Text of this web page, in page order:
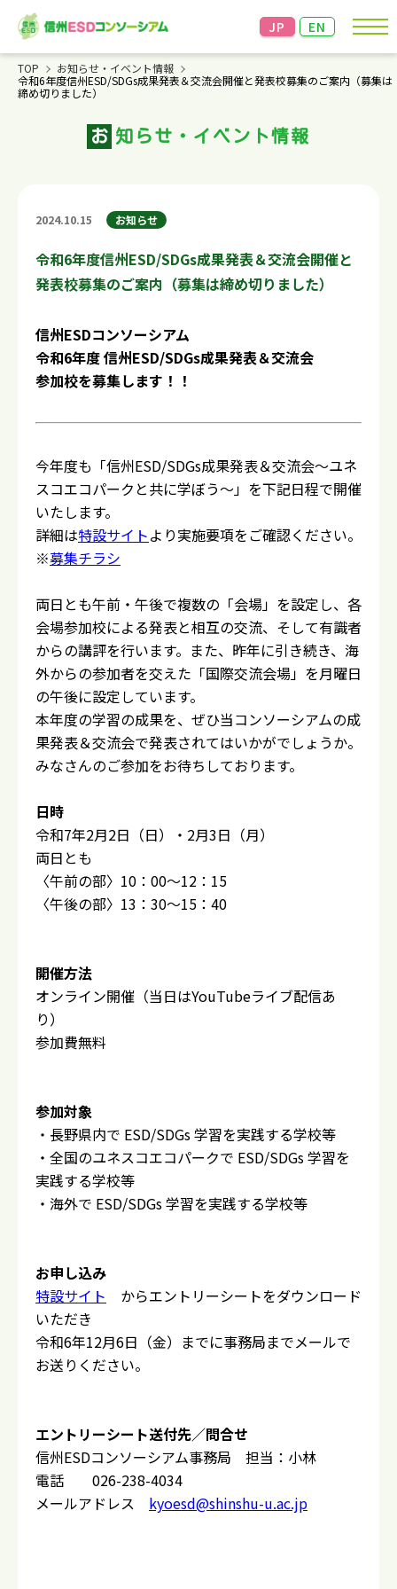
お知らせ
コンソーシアムについて
資料・情報
リンク
信州大学教育学部の個人情報
の保護方針に準じます。
こちらからご確認ください。
検 索
JP EN
TOP
お知らせ・イベント情報
令和6年度信州ESD/SDGs成果発表＆交流会開催と発表校募集のご案内（募集は
締め切りました）
お 知らせ・イベント情報
2024.10.15 お知らせ
令和6年度信州ESD/SDGs成果発表＆交流会開催と
発表校募集のご案内（募集は締め切りました）
信州ESDコンソーシアム
令和6年度 信州ESD/SDGs成果発表＆交流会
参加校を募集します！！
今年度も「信州ESD/SDGs成果発表＆交流会～ユネ
スコエコパークと共に学ぼう～」を下記日程で開催
いたします。
詳細は特設サイトより実施要項をご確認ください。
※募集チラシ
両日とも午前・午後で複数の「会場」を設定し、 各
会場参加校による発表と相互の交流、 そして有識者
からの講評を行います。また、昨年に引き続き、海
外からの参加者を交えた「国際交流会場」を月曜日
の午後に設定しています。
本年度の学習の成果を、ぜひ当コンソーシアムの成
果発表＆交流会で発表されてはいかがでしょうか。
みなさんのご参加をお待ちしております。
日時
令和7年2月2日（日）・2月3日（月）
両日とも
〈午前の部〉10：00～12：15
〈午後の部〉13：30～15：40
開催方法
オンライン開催（当日はYouTubeライブ配信あ
り）
参加費無料
参加対象
・⾧野県内で ESD/SDGs 学習を実践する学校等
・全国のユネスコエコパークで ESD/SDGs 学習を
実践する学校等
・海外で ESD/SDGs 学習を実践する学校等
お申し込み
特設サイト からエントリーシートをダウンロード
いただき
令和6年12月6日（金）までに事務局までメールで
お送りください。
エントリーシート送付先／問合せ
信州ESDコンソーシアム事務局 担当：小林
電話 026-238-4034
メールアドレス kyoesd@shinshu-u.ac.jp